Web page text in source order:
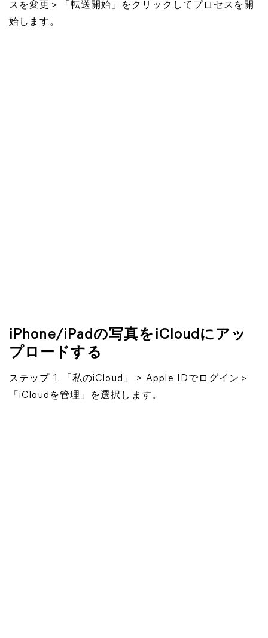
スを変更＞「転送開始」をクリックしてプロセスを開
始します。
iPhone/iPadの写真をiCloudにアッ
プロードする
ステップ 1. 「私のiCloud」 > Apple IDでログイン＞
「iCloudを管理」を選択します。